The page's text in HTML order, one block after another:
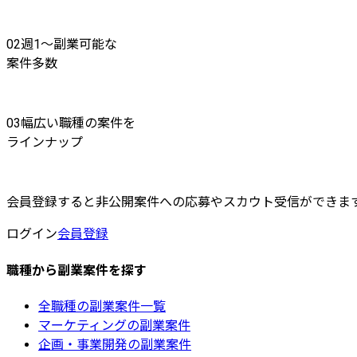
02週1〜副業可能な
案件多数
03幅広い職種の案件を
ラインナップ
会員登録すると非公開案件への応募やスカウト受信ができま
ログイン会員登録
職種から副業案件を探す
全職種の副業案件一覧
マーケティングの副業案件
企画・事業開発の副業案件